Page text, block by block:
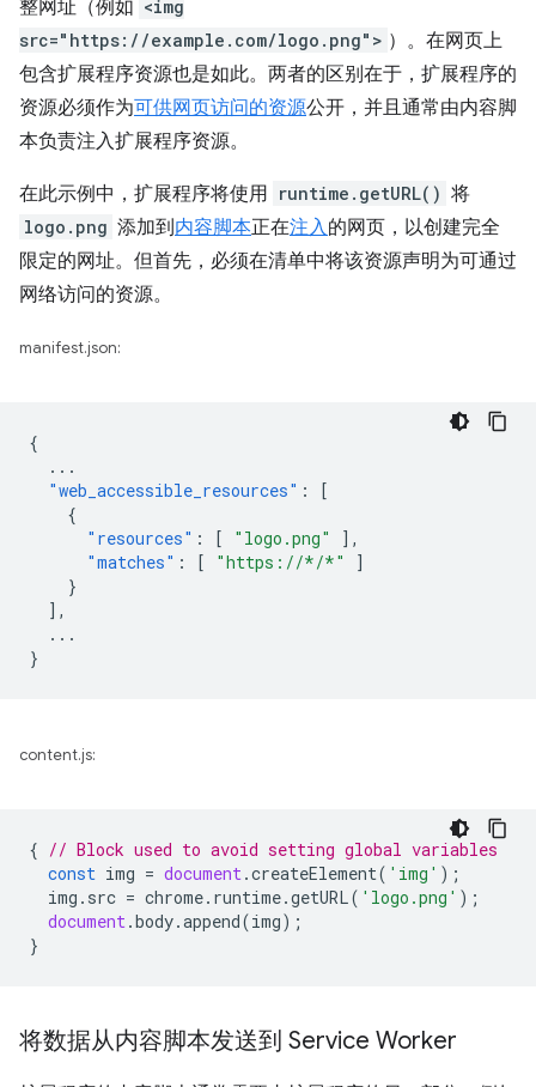
整网址（例如 <img
src="https://example.com/logo.png"> ）。在网页上
包含扩展程序资源也是如此。两者的区别在于，扩展程序的
资源必须作为可供网页访问的资源公开，并且通常由内容脚
本负责注入扩展程序资源。
在此示例中，扩展程序将使用 runtime.getURL() 将
logo.png 添加到内容脚本正在注入的网页，以创建完全
限定的网址。但首先，必须在清单中将该资源声明为可通过
网络访问的资源。
manifest.json:
{
...
"web_accessible_resources" :
[
{
"resources" : [ "logo.png"
],
"matches" : [ "https://*/*"
]
}
],
...
}
content.js:
{ // Block used to avoid setting global variables
const img = document.createElement( 'img' );
img . src = chrome. runtime.getURL( 'logo.png' );
document.body.append(img);
}
将数据从内容脚本发送到 Service Worker